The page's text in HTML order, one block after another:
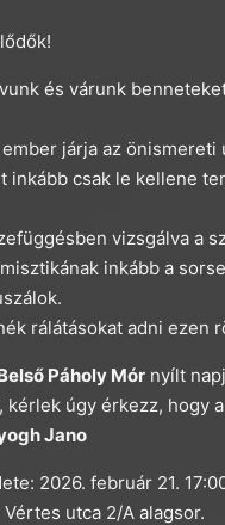
és várunk
járja az
inkább csak le kellene
vizsgálva a
inkább a
rálátásokat adni ezen
Páholy Mór nyílt
kérlek úgy érkezz, hogy
Jano
2026. február 21.
utca 2/A alagsor.